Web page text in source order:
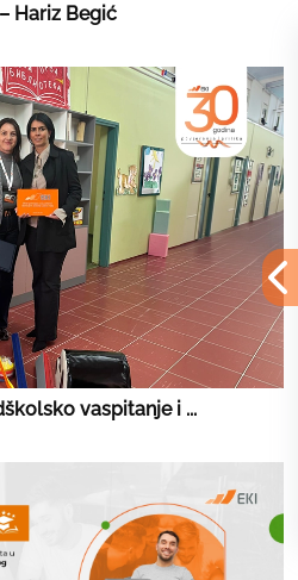
Hariz Begić
vaspitanje i ...